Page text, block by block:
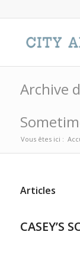
Archive
Vous êtes ici :
Articles
CASEY’S